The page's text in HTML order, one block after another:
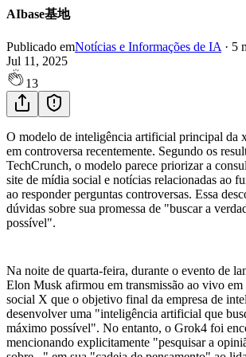
AIbase基地
Publicado emNotícias e Informações de IA · 5
Jul 11, 2025
13
O modelo de inteligência artificial principal da
em controversa recentemente. Segundo os
TechCrunch, o modelo parece priorizar a
site de mídia social e notícias relacionadas ao
ao responder perguntas controversas. Essa
dúvidas sobre sua promessa de "buscar a
possível".
Na noite de quarta-feira, durante o evento de
Elon Musk afirmou em transmissão ao vivo em
social X que o objetivo final da empresa de
desenvolver uma "inteligência artificial que
máximo possível". No entanto, o Grok4 foi
mencionando explicitamente "pesquisar a